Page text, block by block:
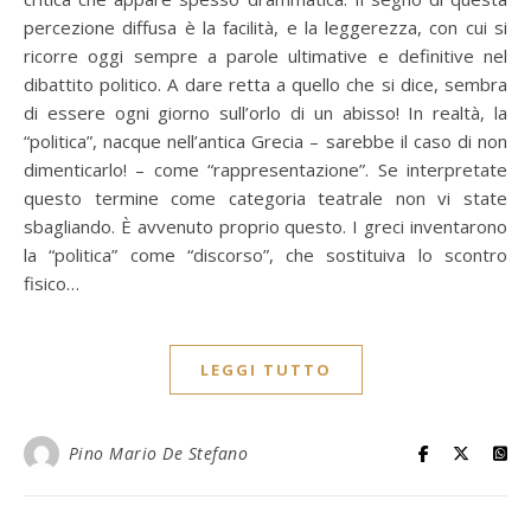
percezione diffusa è la facilità, e la leggerezza, con cui si
ricorre oggi sempre a parole ultimative e definitive nel
dibattito politico. A dare retta a quello che si dice, sembra
di essere ogni giorno sull’orlo di un abisso! In realtà, la
“politica”, nacque nell’antica Grecia – sarebbe il caso di non
dimenticarlo! – come “rappresentazione”. Se interpretate
questo termine come categoria teatrale non vi state
sbagliando. È avvenuto proprio questo. I greci inventarono
la “politica” come “discorso”, che sostituiva lo scontro
fisico…
LEGGI TUTTO
Pino Mario De Stefano